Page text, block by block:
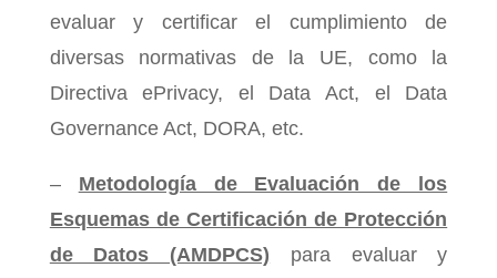
evaluar y certificar el cumplimiento de
diversas normativas de la UE, como la
Directiva ePrivacy, el Data Act, el Data
Governance Act, DORA, etc.
– Metodología de Evaluación de los
Esquemas de Certificación de Protección
de Datos (AMDPCS)
para evaluar y